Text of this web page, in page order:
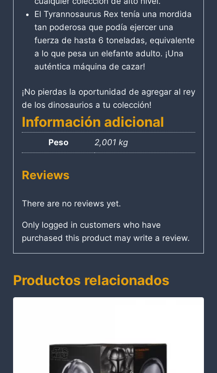
El Tyrannosaurus Rex tenía una mordida
tan poderosa que podía ejercer una
fuerza de hasta 6 toneladas, equivalente
a lo que pesa un elefante adulto. ¡Una
auténtica máquina de cazar!
¡No pierdas la oportunidad de agregar al rey
de los dinosaurios a tu colección!
Información adicional
Peso 2,001 kg
Reviews
There are no reviews yet.
Only logged in customers who have
purchased this product may write a review.
Productos relacionados